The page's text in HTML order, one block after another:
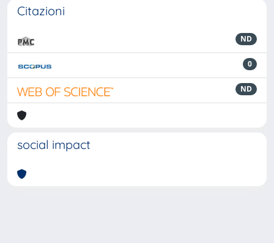
Citazioni
ND
0
ND
social impact